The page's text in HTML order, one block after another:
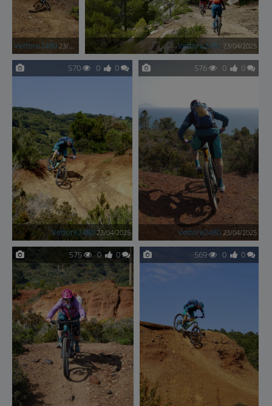
Vettore2480 23/04/2025 Vettore2480 23/04/2025
570 0 0
Vettore2480 23/04/2025
576 0 0
Vettore2480 23/04/2025
575 0 0 569 0 0